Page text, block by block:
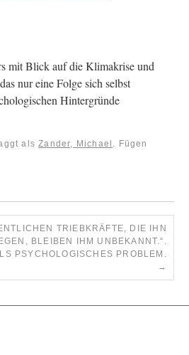
mit Blick auf die Klimakrise und
nur eine Folge sich selbst
Hintergründe
alsZander, Michael . Fügen
TRIEBKRÄFTE, DIE IHN
BLEIBEN IHM UNBEKANNT.“.
PSYCHOLOGISCHES PROBLEM.
→